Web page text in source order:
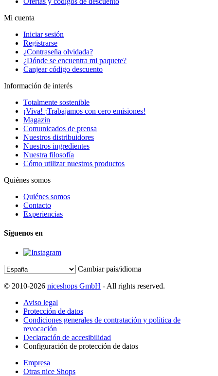
Mi cuenta
Iniciar sesión
Registrarse
¿Contraseña olvidada?
¿Dónde se encuentra mi paquete?
Canjear código descuento
Información de interés
Totalmente sostenible
¡Viva! ¡Trabajamos con cero emisiones!
Magazin
Comunicados de prensa
Nuestros distribuidores
Nuestros ingredientes
Nuestra filosofía
Cómo utilizar nuestros productos
Quiénes somos
Quiénes somos
Contacto
Experiencias
Síguenos en
Cambiar país/idioma
© 2010-2026 niceshops GmbH - All rights reserved.
Aviso legal
Protección de datos
Condiciones generales de contratación y política de
revocación
Declaración de accesibilidad
Configuración de protección de datos
Empresa
Otras nice Shops